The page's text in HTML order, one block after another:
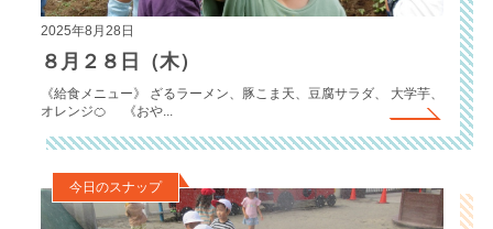
2025年8月28日
８月２８日（木）
《給食メニュー》 ざるラーメン、豚こま天、豆腐サラダ、 大学芋、
オレンジ🍊 《おや...
今日のスナップ